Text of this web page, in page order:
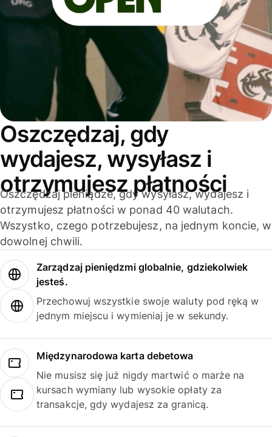
Oszczędzaj, gdy
wydajesz, wysyłasz i
otrzymujesz płatności
Oszczędzaj pieniądze, gdy wysyłasz, wydajesz i
otrzymujesz płatności w ponad 40 walutach.
Wszystko, czego potrzebujesz, na jednym koncie, w
dowolnej chwili.
Zarządzaj pieniędzmi globalnie, gdziekolwiek
jesteś.
Przechowuj wszystkie swoje waluty pod ręką w
jednym miejscu i wymieniaj je w sekundy.
Międzynarodowa karta debetowa
Nie musisz się już nigdy martwić o marże na
kursach wymiany lub wysokie opłaty za
transakcje, gdy wydajesz za granicą.